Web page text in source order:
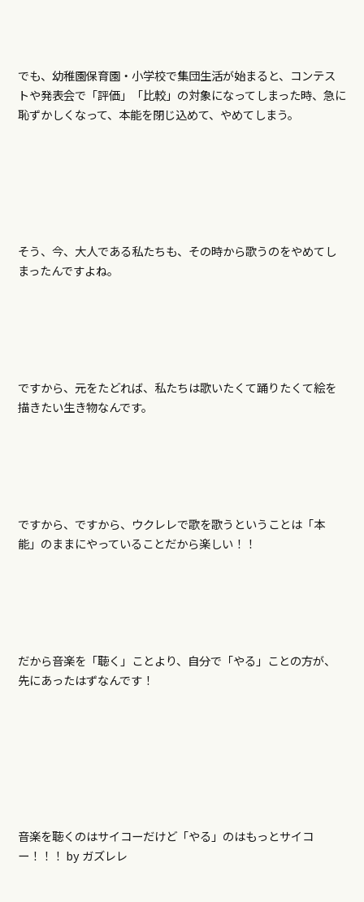
でも、幼稚園保育園・小学校で集団生活が始まると、コンテス
トや発表会で「評価」「比較」の対象になってしまった時、急に
恥ずかしくなって、本能を閉じ込めて、やめてしまう。
そう、今、大人である私たちも、その時から歌うのをやめてし
まったんですよね。
ですから、元をたどれば、私たちは歌いたくて踊りたくて絵を
描きたい生き物なんです。
ですから、ですから、ウクレレで歌を歌うということは「本
能」のままにやっていることだから楽しい！！
だから音楽を「聴く」ことより、自分で「やる」ことの方が、
先にあったはずなんです！
音楽を聴くのはサイコーだけど「やる」のはもっとサイコ
ー！！！ by ガズレレ